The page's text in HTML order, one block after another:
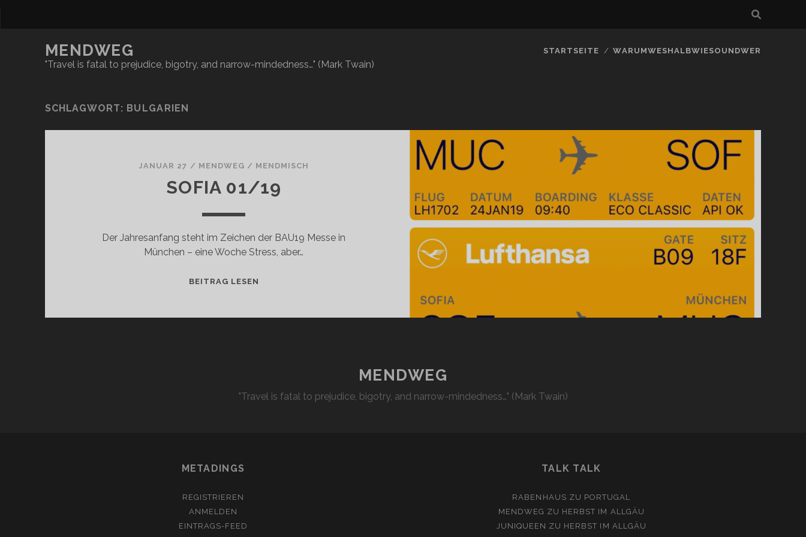
MENDWEG
"Travel is fatal to prejudice, bigotry, and narrow-mindedness…" (Mark Twain)
STARTSEITE WARUMWESHALBWIESOUNDWER
SCHLAGWORT: BULGARIEN
JANUAR 27 / MENDWEG / MENDMISCH
SOFIA 01/19
Der Jahresanfang steht im Zeichen der BAU19 Messe in
München – eine Woche Stress, aber…
BEITRAG LESEN
MENDWEG
"Travel is fatal to prejudice, bigotry, and narrow-mindedness…" (Mark Twain)
METADINGS
REGISTRIEREN
ANMELDEN
EINTRAGS-FEED
TALK TALK
RABENHAUS ZU PORTUGAL
MENDWEG ZU HERBST IM ALLGÄU
JUNIQUEEN ZU HERBST IM ALLGÄU